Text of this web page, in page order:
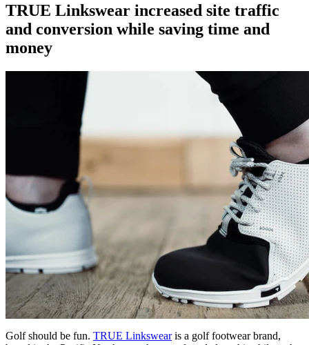
TRUE Linkswear increased site traffic
and conversion while saving time and
money
Golf should be fun. TRUE Linkswearis a golf footwear brand,